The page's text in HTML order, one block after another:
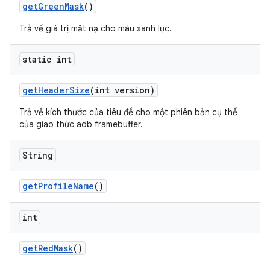
getGreenMask()
Trả về giá trị mặt nạ cho màu xanh lục.
static int
getHeaderSize(int version)
Trả về kích thước của tiêu đề cho một phiên bản cụ thể
của giao thức adb framebuffer.
String
getProfileName()
int
getRedMask()